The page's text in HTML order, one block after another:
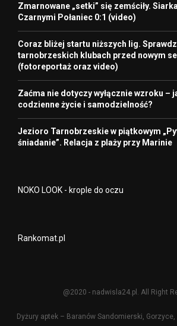
Zmarnowane „setki” się zemściły.
Czarnymi Połaniec 0:1 (video)
Coraz bliżej startu niższych lig.
tarnobrzeskich klubach przed nowym
(fotoreportaż oraz video)
Zaćma nie dotyczy wyłącznie wzroku –
codzienne życie i samodzielność?
Jezioro Tarnobrzeskie w piątkowym
śniadanie”. Relacja z plaży przy Marinie
NOKO LOOK - krople do oczu
Rankomat.pl
@2020 - nadwisla24.pl. All Right
Dyżury aptek – Baranów Sandomierski, Gorzyce,